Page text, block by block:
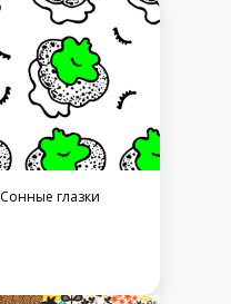
Сонные глазки